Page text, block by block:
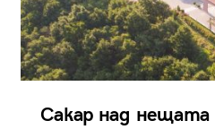
Сакар над нещата